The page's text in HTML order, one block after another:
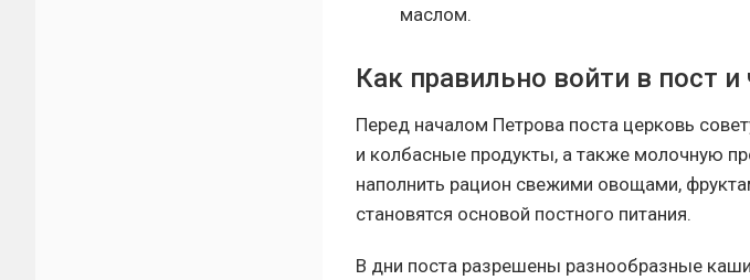
маслом.
Как правильно войти в пост
Перед началом Петрова поста церковь
и колбасные продукты, а также молочную
наполнить рацион свежими овощами,
становятся основой постного питания.
В дни поста разрешены разнообразные